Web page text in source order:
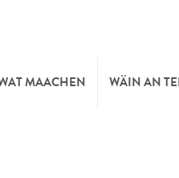
MAACHEN WÄIN AN